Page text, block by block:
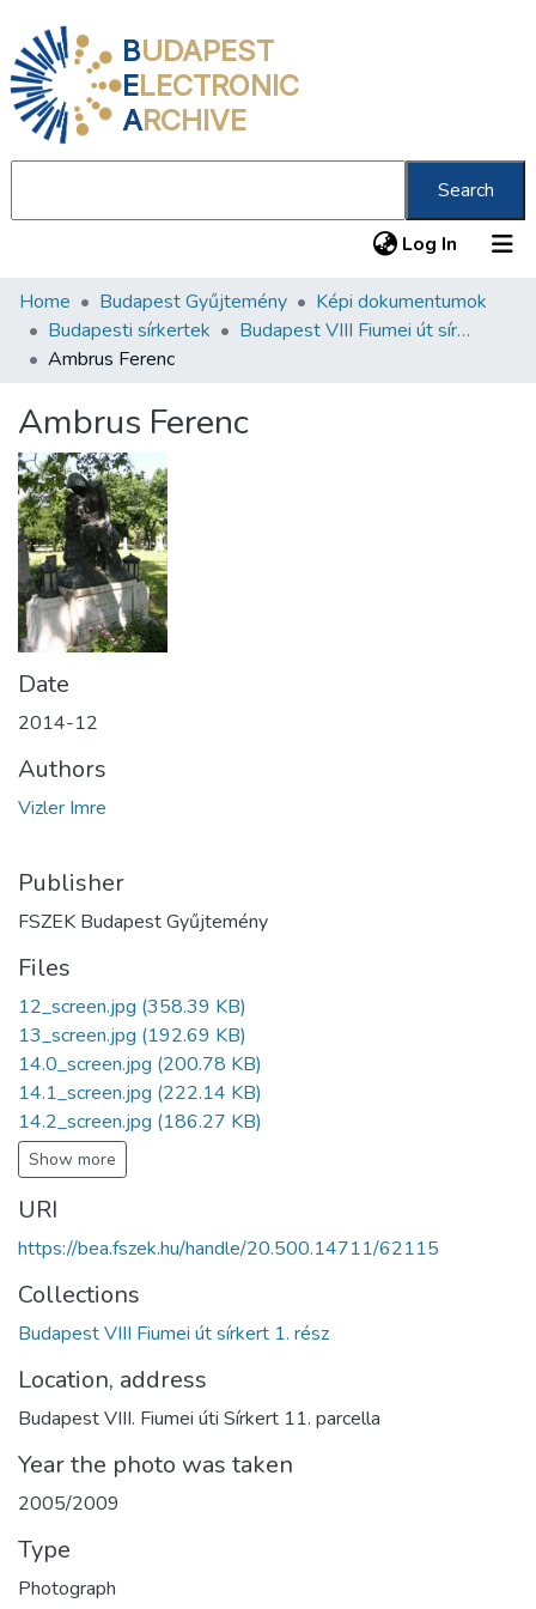
BUDAPEST
ELECTRONIC
ARCHIVE
Search
Log In (current)
Communities & Collections
All of DSpace
About us
Home Budapest Gyűjtemény
Képi dokumentumok
Budapesti sírkertek
Budapest VIII Fiumei út sírkert 1. rész
Ambrus Ferenc
Ambrus Ferenc
Date
2014-12
Authors
Vizler Imre
Publisher
FSZEK Budapest Gyűjtemény
Files
12_screen.jpg (358.39 KB)
13_screen.jpg (192.69 KB)
14.0_screen.jpg (200.78 KB)
14.1_screen.jpg (222.14 KB)
14.2_screen.jpg (186.27 KB)
Show more
URI
https://bea.fszek.hu/handle/20.500.14711/62115
Collections
Budapest VIII Fiumei út sírkert 1. rész
Location, address
Budapest VIII. Fiumei úti Sírkert 11. parcella
Year the photo was taken
2005/2009
Type
Photograph